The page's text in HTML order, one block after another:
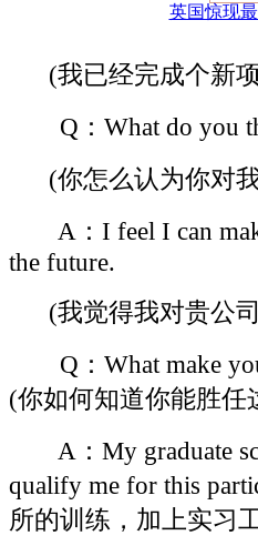
英国惊现
(我已经完成个新项
Q：What do you
(你怎么认为你对
A：I feel I can
the future.
(我觉得我对贵公司
Q：What make you
(你如何知道你能胜任
A：My graduate
qualify me for this
所的训练，加上实习